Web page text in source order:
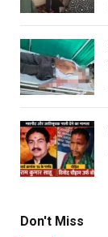
Don't Miss